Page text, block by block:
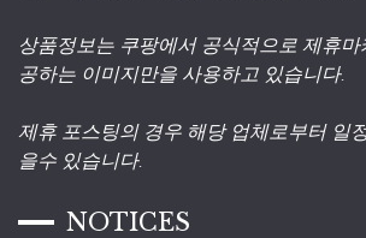
상품정보는 쿠팡에서 공식적으로 제휴
공하는 이미지만을 사용하고 있습니다.
제휴 포스팅의 경우 해당 업체로부터 일
을수 있습니다.
NOTICES